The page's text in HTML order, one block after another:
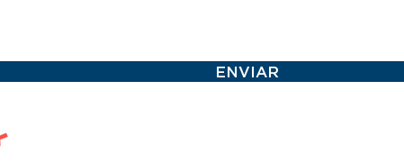
ENVIAR